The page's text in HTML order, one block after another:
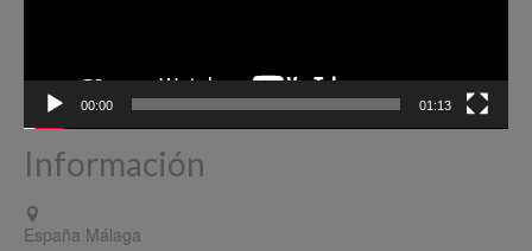
00:00 01:13
Información
España Málaga